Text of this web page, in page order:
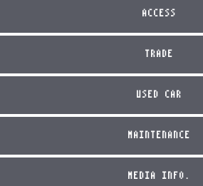
ACCESS
TRADE
USED CAR
MAINTENANCE
MEDIA INFO.